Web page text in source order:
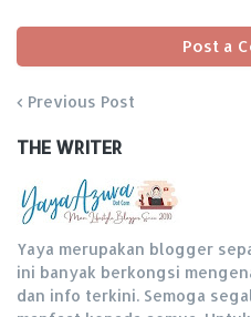
Post a
Previous Post
THE WRITER
Yaya merupakan blogger
ini banyak berkongsi
dan info terkini. Semoga